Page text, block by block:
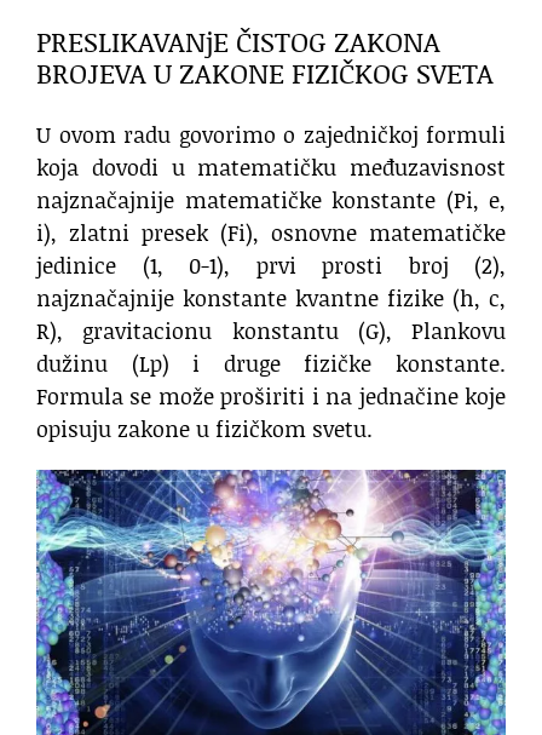
PRESLIKAVANjE ČISTOG ZAKONA
BROJEVA U ZAKONE FIZIČKOG SVETA
U ovom radu govorimo o zajedničkoj formuli
koja dovodi u matematičku međuzavisnost
najznačajnije matematičke konstante (Pi, e,
i), zlatni presek (Fi), osnovne matematičke
jedinice (1, 0-1), prvi prosti broj (2),
najznačajnije konstante kvantne fizike (h, c,
R), gravitacionu konstantu (G), Plankovu
dužinu (Lp) i druge fizičke konstante.
Formula se može proširiti i na jednačine koje
opisuju zakone u fizičkom svetu.